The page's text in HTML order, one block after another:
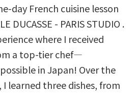
day French cuisine lesson
DUCASSE - PARIS STUDIO .
where I received
a top-tier chef—
in Japan! Over the
learned three dishes, from